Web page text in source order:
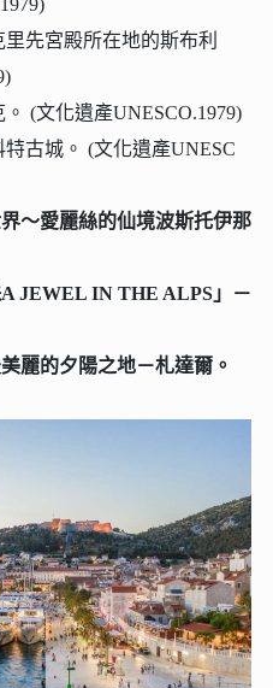
先宮殿所在地的斯布利
(文化遺產UNESCO.1979)
古城。 (文化遺產UNESC
～愛麗絲的仙境波斯托伊那
JEWEL IN THE ALPS」－
麗的夕陽之地－札達爾。